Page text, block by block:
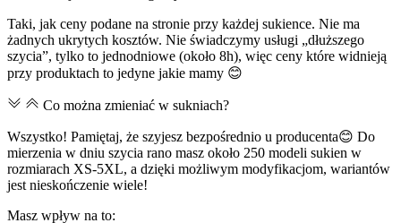
Taki, jak ceny podane na stronie przy każdej sukience. Nie ma
żadnych ukrytych kosztów. Nie świadczymy usługi „dłuższego
szycia”, tylko to jednodniowe (około 8h), więc ceny które widnieją
przy produktach to jedyne jakie mamy 😊
Co można zmieniać w sukniach?
Wszystko! Pamiętaj, że szyjesz bezpośrednio u producenta😊 Do
mierzenia w dniu szycia rano masz około 250 modeli sukien w
rozmiarach XS-5XL, a dzięki możliwym modyfikacjom, wariantów
jest nieskończenie wiele!
Masz wpływ na to: